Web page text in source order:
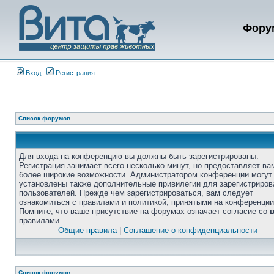
Вход Регистрация
Список форумов
Для входа на конференцию вы должны быть зарегистрированы.
Регистрация занимает всего несколько минут, но предоставляет
более широкие возможности. Администратором конференции
установлены также дополнительные привилегии для
пользователей. Прежде чем зарегистрироваться, вам следует
ознакомиться с правилами и политикой, принятыми на
Помните, что ваше присутствие на форумах означает согласие со
правилами.
Общие правила| Соглашение о конфиденциальности
Список форумов